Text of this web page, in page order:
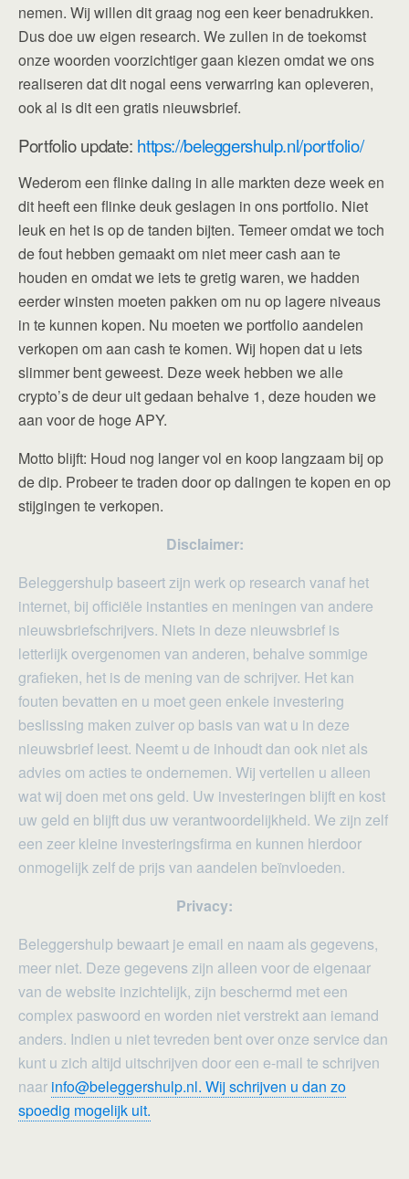
nemen. Wij willen dit graag nog een keer benadrukken.
Dus doe uw eigen research. We zullen in de toekomst
onze woorden voorzichtiger gaan kiezen omdat we ons
realiseren dat dit nogal eens verwarring kan opleveren,
ook al is dit een gratis nieuwsbrief.
Portfolio update: https://beleggershulp.nl/portfolio/
Wederom een flinke daling in alle markten deze week en
dit heeft een flinke deuk geslagen in ons portfolio. Niet
leuk en het is op de tanden bijten. Temeer omdat we toch
de fout hebben gemaakt om niet meer cash aan te
houden en omdat we iets te gretig waren, we hadden
eerder winsten moeten pakken om nu op lagere niveaus
in te kunnen kopen. Nu moeten we portfolio aandelen
verkopen om aan cash te komen. Wij hopen dat u iets
slimmer bent geweest. Deze week hebben we alle
crypto’s de deur uit gedaan behalve 1, deze houden we
aan voor de hoge APY.
Motto blijft: Houd nog langer vol en koop langzaam bij op
de dip. Probeer te traden door op dalingen te kopen en op
stijgingen te verkopen.
Disclaimer:
Beleggershulp baseert zijn werk op research vanaf het
internet, bij officiële instanties en meningen van andere
nieuwsbriefschrijvers. Niets in deze nieuwsbrief is
letterlijk overgenomen van anderen, behalve sommige
grafieken, het is de mening van de schrijver. Het kan
fouten bevatten en u moet geen enkele investering
beslissing maken zuiver op basis van wat u in deze
nieuwsbrief leest. Neemt u de inhoudt dan ook niet als
advies om acties te ondernemen. Wij vertellen u alleen
wat wij doen met ons geld. Uw investeringen blijft en kost
uw geld en blijft dus uw verantwoordelijkheid. We zijn zelf
een zeer kleine investeringsfirma en kunnen hierdoor
onmogelijk zelf de prijs van aandelen beïnvloeden.
Privacy:
Beleggershulp bewaart je email en naam als gegevens,
meer niet. Deze gegevens zijn alleen voor de eigenaar
van de website inzichtelijk, zijn beschermd met een
complex paswoord en worden niet verstrekt aan iemand
anders. Indien u niet tevreden bent over onze service dan
kunt u zich altijd uitschrijven door een e-mail te schrijven
naar info@beleggershulp.nl. Wij schrijven u dan zo
spoedig mogelijk uit.